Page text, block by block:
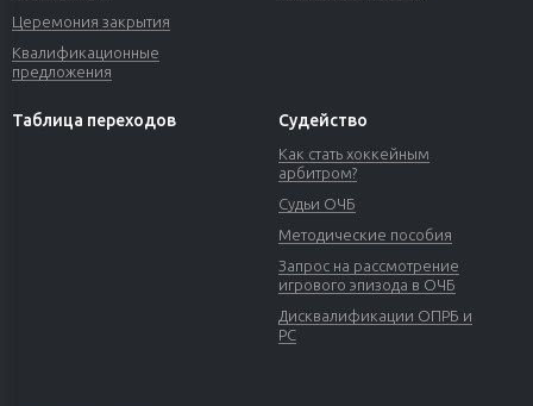
Церемония закрытия
Квалификационные
предложения
Таблица переходов Судейство
Как стать хоккейным
арбитром?
Судьи ОЧБ
Методические пособия
Запрос на рассмотрение
игрового эпизода в ОЧБ
Дисквалификации ОПРБ и
РС